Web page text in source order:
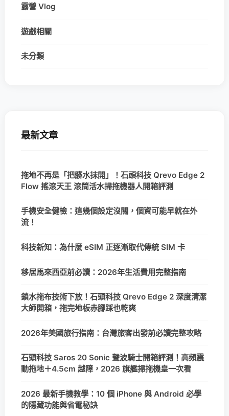
露營 Vlog
遊戲相關
未分類
最新文章
拖地不再是「把髒水抹開」！石頭科技 Qrevo Edge 2
Flow 搖滾天王 滾筒活水掃拖機器人開箱評測
手機安全健檢：這幾個設定沒關，個資可能早就在外
流！
科技新知：為什麼 eSIM 正逐漸取代傳統 SIM 卡
移居馬來西亞前必讀：2026年生活費用完整指南
鎖水拖布技術下放！石頭科技 Qrevo Edge 2 深度清潔
大師開箱，拖完地板赤腳踩也乾爽
2026年美國旅行指南：台灣旅客出發前必讀完整攻略
石頭科技 Saros 20 Sonic 聲波騎士開箱評測！高頻震
動拖地＋4.5cm 越障，2026 旗艦掃拖機皇一次看
2026 最新手機教學：10 個 iPhone 與 Android 必學
的隱藏功能與省電秘訣